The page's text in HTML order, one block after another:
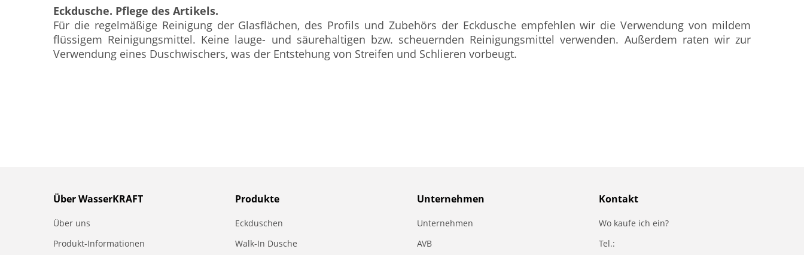
Eckdusche. Pflege des Artikels.
Für die regelmäßige Reinigung der Glasflächen, des Profils und Zubehörs der Eckdusche empfehlen wir die Verwendung von mildem
flüssigem Reinigungsmittel. Keine lauge- und säurehaltigen bzw. scheuernden Reinigungsmittel verwenden. Außerdem raten wir zur
Verwendung eines Duschwischers, was der Entstehung von Streifen und Schlieren vorbeugt.
Über WasserKRAFT
Über uns
Produkt-Informationen
Produkte
Eckduschen
Walk-In Dusche
Unternehmen
Unternehmen
AVB
Kontakt
Wo kaufe ich ein?
Tel.: